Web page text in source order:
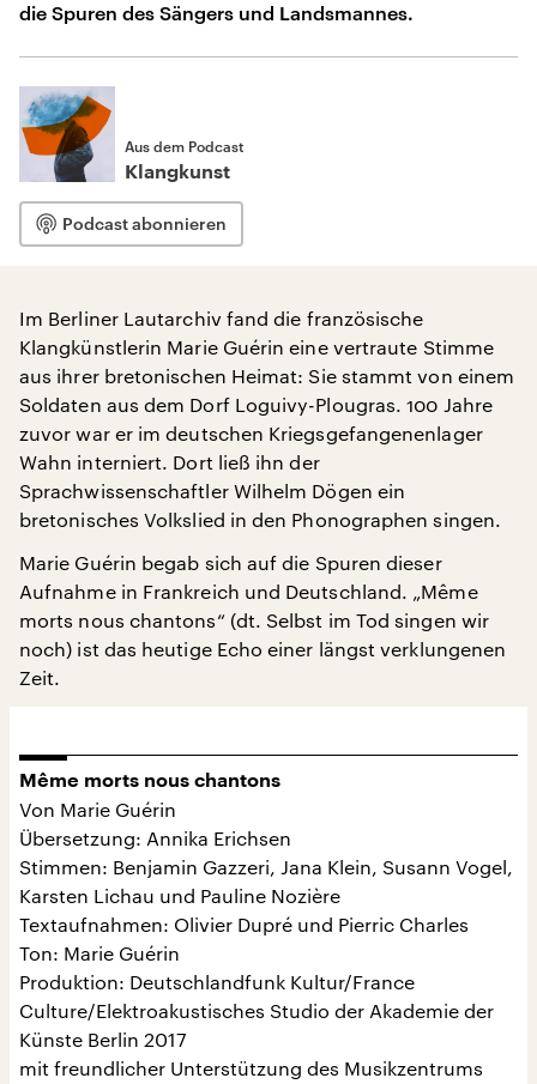
die Spuren des Sängers und Landsmannes.
Aus dem Podcast
Klangkunst
Podcast abonnieren
Im Berliner Lautarchiv fand die französische
Klangkünstlerin Marie Guérin eine vertraute Stimme
aus ihrer bretonischen Heimat: Sie stammt von einem
Soldaten aus dem Dorf Loguivy-Plougras. 100 Jahre
zuvor war er im deutschen Kriegsgefangenenlager
Wahn interniert. Dort ließ ihn der
Sprachwissenschaftler Wilhelm Dögen ein
bretonisches Volkslied in den Phonographen singen.
Marie Guérin begab sich auf die Spuren dieser
Aufnahme in Frankreich und Deutschland. „Même
morts nous chantons“ (dt. Selbst im Tod singen wir
noch) ist das heutige Echo einer längst verklungenen
Zeit.
Même morts nous chantons
Von Marie Guérin
Übersetzung: Annika Erichsen
Stimmen: Benjamin Gazzeri, Jana Klein, Susann Vogel,
Karsten Lichau und Pauline Nozière
Textaufnahmen: Olivier Dupré und Pierric Charles
Ton: Marie Guérin
Produktion: Deutschlandfunk Kultur/France
Culture/Elektroakustisches Studio der Akademie der
Künste Berlin 2017
mit freundlicher Unterstützung des Musikzentrums